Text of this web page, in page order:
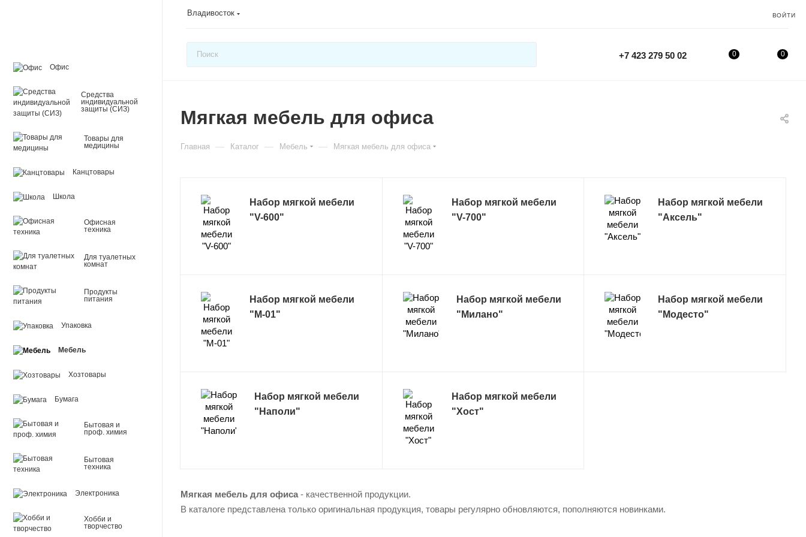
Владивосток ВОЙТИ
+7 423 279 50 02 0
0
Офис
Средства
индивидуальной
защиты (СИЗ)
Товары для
медицины
Канцтовары
Школа
Офисная
техника
Для туалетных
комнат
Продукты
питания
Упаковка
Мебель
Хозтовары
Бумага
Бытовая и
проф. химия
Бытовая
техника
Электроника
Хобби и
творчество
Мягкая мебель для офиса
Главная — Каталог — Мебель — Мягкая мебель для офиса
Набор мягкой мебели
"V-600"
Набор мягкой мебели
"V-700"
Набор мягкой мебели
"Аксель"
Набор мягкой мебели
"М-01"
Набор мягкой мебели
"Милано"
Набор мягкой мебели
"Модесто"
Набор мягкой мебели
"Наполи"
Набор мягкой мебели
"Хост"
Мягкая мебель для офиса - качественной продукции.
В каталоге представлена только оригинальная продукция, товары регулярно обновляются, пополняются новинками.